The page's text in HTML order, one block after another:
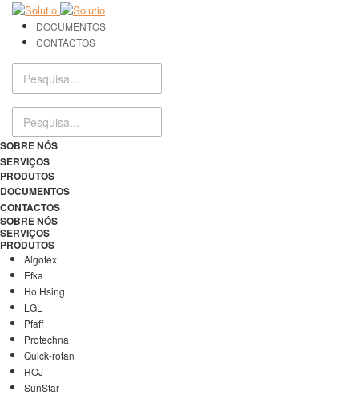
DOCUMENTOS
CONTACTOS
SOBRE NÓS
SERVIÇOS
PRODUTOS
DOCUMENTOS
CONTACTOS
SOBRE NÓS
SERVIÇOS
PRODUTOS
Algotex
Efka
Ho Hsing
LGL
Pfaff
Protechna
Quick-rotan
ROJ
SunStar